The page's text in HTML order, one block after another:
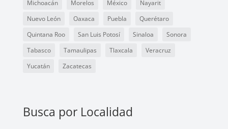
Michoacán
Morelos México
Nayarit
Nuevo León
Oaxaca Puebla
Querétaro
Quintana Roo
San Luis Potosí Sinaloa
Sonora
Tabasco
Tamaulipas Tlaxcala
Veracruz
Yucatán
Zacatecas
Busca por Localidad